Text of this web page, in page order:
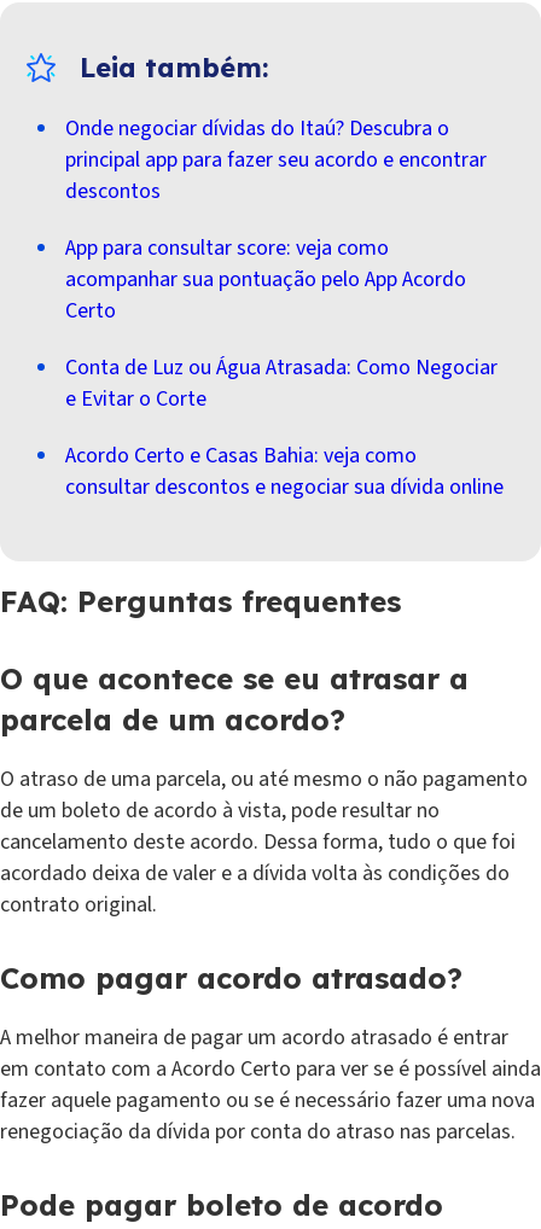
Onde negociar dívidas do Itaú? Descubra o
principal app para fazer seu acordo e encontrar
descontos
App para consultar score: veja como
acompanhar sua pontuação pelo App Acordo
Certo
Conta de Luz ou Água Atrasada: Como Negociar
e Evitar o Corte
Acordo Certo e Casas Bahia: veja como
consultar descontos e negociar sua dívida online
FAQ: Perguntas frequentes
O que acontece se eu atrasar a
parcela de um acordo?
O atraso de uma parcela, ou até mesmo o não pagamento
de um boleto de acordo à vista, pode resultar no
cancelamento deste acordo. Dessa forma, tudo o que foi
acordado deixa de valer e a dívida volta às condições do
contrato original.
Como pagar acordo atrasado?
A melhor maneira de pagar um acordo atrasado é entrar
em contato com a Acordo Certo para ver se é possível ainda
fazer aquele pagamento ou se é necessário fazer uma nova
renegociação da dívida por conta do atraso nas parcelas.
Pode pagar boleto de acordo